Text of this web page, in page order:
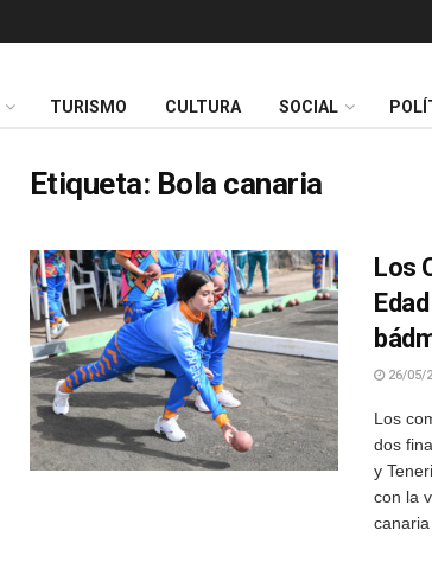
TURISMO CULTURA SOCIAL
Etiqueta: Bola canaria
Los
26/05/
Los
dos
y
con la
canaria